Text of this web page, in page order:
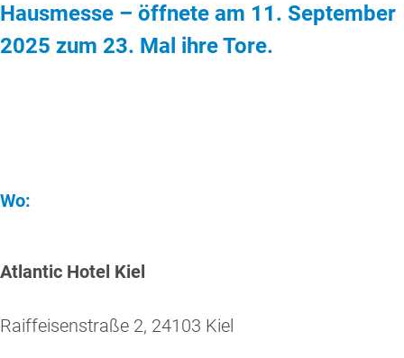
Hausmesse – öffnete am 11. September
2025 zum 23. Mal ihre Tore.
Wo:
Atlantic Hotel Kiel
Raiffeisenstraße 2, 24103 Kiel